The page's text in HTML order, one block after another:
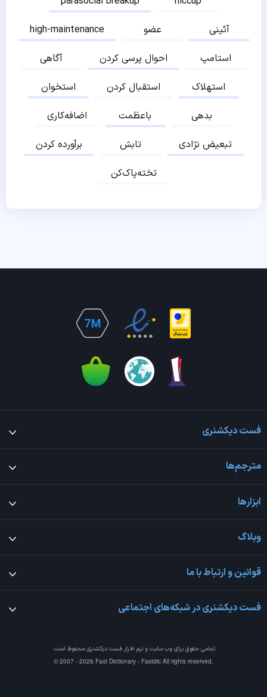
high-maintenance
عضو
آئینی
آگاهی
احوال پرسی کردن
استامپ
استخوان
استقبال کردن
استهلاک
اضافه‌کاری
باعظمت
بدهی
برآورده کردن
تابش
تبعیض نژادی
تخته‌پاک‌کن
فست دیکشنری
مترجم‌ها
ابزارها
وبلاگ
قوانین و ارتباط با ما
فست دیکشنری در شبکه‌های اجتماعی
تمامی حقوق برای وب سایت و نرم افزارفست دیکشنری محفوظ است.
© 2007 - 2026 Fast Dictionary - Fastdic All rights reserved.